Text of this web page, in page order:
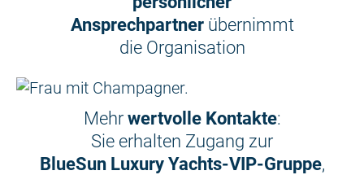
Ansprechpartner übernimmt
die Organisation
Mehr wertvolle Kontakte:
Sie erhalten Zugang zur
BlueSun Luxury Yachts-VIP-Gruppe,